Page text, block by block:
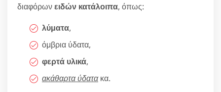
διαφόρωνειδών κατάλοιπα, όπως:
λύματα,
όμβρια ύδατα,
φερτά υλικά,
ακάθαρτα ύδατακα.